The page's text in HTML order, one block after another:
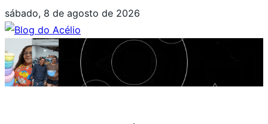
Pular
para
conteúdo
sábado, 8 de agosto de 2026